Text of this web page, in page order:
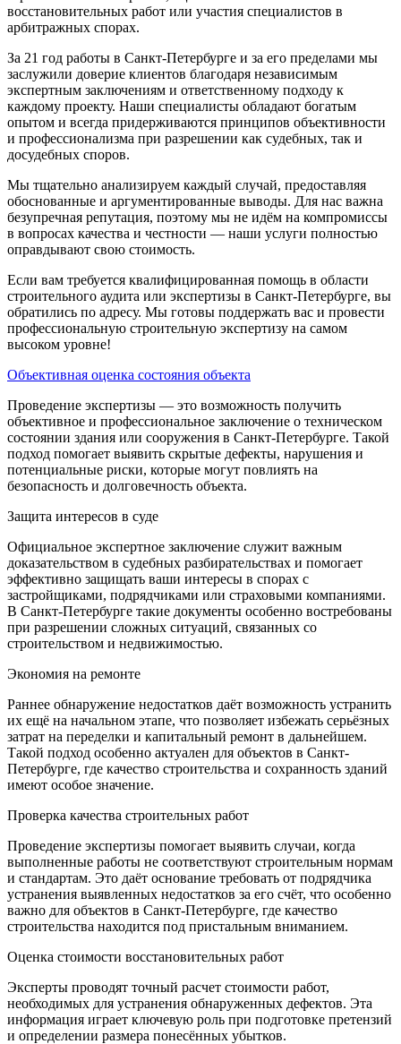
восстановительных работ или участия специалистов в
арбитражных спорах.
За 21 год работы в Санкт-Петербурге и за его пределами мы
заслужили доверие клиентов благодаря независимым
экспертным заключениям и ответственному подходу к
каждому проекту. Наши специалисты обладают богатым
опытом и всегда придерживаются принципов объективности
и профессионализма при разрешении как судебных, так и
досудебных споров.
Мы тщательно анализируем каждый случай, предоставляя
обоснованные и аргументированные выводы. Для нас важна
безупречная репутация, поэтому мы не идём на компромиссы
в вопросах качества и честности — наши услуги полностью
оправдывают свою стоимость.
Если вам требуется квалифицированная помощь в области
строительного аудита или экспертизы в Санкт-Петербурге, вы
обратились по адресу. Мы готовы поддержать вас и провести
профессиональную строительную экспертизу на самом
высоком уровне!
Объективная оценка состояния объекта
Проведение экспертизы — это возможность получить
объективное и профессиональное заключение о техническом
состоянии здания или сооружения в Санкт-Петербурге. Такой
подход помогает выявить скрытые дефекты, нарушения и
потенциальные риски, которые могут повлиять на
безопасность и долговечность объекта.
Защита интересов в суде
Официальное экспертное заключение служит важным
доказательством в судебных разбирательствах и помогает
эффективно защищать ваши интересы в спорах с
застройщиками, подрядчиками или страховыми компаниями.
В Санкт-Петербурге такие документы особенно востребованы
при разрешении сложных ситуаций, связанных со
строительством и недвижимостью.
Экономия на ремонте
Раннее обнаружение недостатков даёт возможность устранить
их ещё на начальном этапе, что позволяет избежать серьёзных
затрат на переделки и капитальный ремонт в дальнейшем.
Такой подход особенно актуален для объектов в Санкт-
Петербурге, где качество строительства и сохранность зданий
имеют особое значение.
Проверка качества строительных работ
Проведение экспертизы помогает выявить случаи, когда
выполненные работы не соответствуют строительным нормам
и стандартам. Это даёт основание требовать от подрядчика
устранения выявленных недостатков за его счёт, что особенно
важно для объектов в Санкт-Петербурге, где качество
строительства находится под пристальным вниманием.
Оценка стоимости восстановительных работ
Эксперты проводят точный расчет стоимости работ,
необходимых для устранения обнаруженных дефектов. Эта
информация играет ключевую роль при подготовке претензий
и определении размера понесённых убытков.